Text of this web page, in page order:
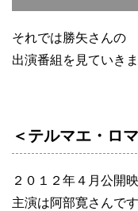
それでは勝矢さんの
出演番組を見ていきま
＜テルマエ・ロ
２０１２年４月公開映
主演は阿部寛さんです